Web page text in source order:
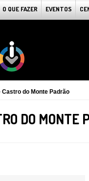
O QUE FAZER EVENTOS
Castro do Monte Padrão
DO MONTE